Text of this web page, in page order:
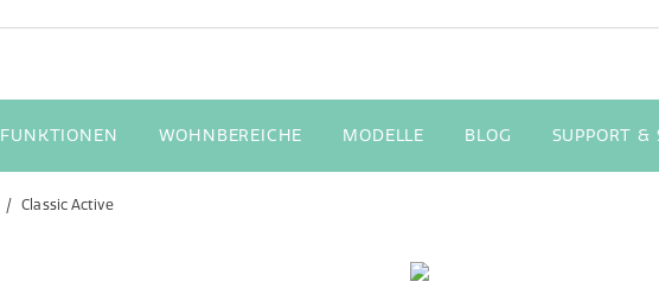
FUNKTIONEN WOHNBEREICHE MODELLE BLOG SUPPORT &
Classic Active